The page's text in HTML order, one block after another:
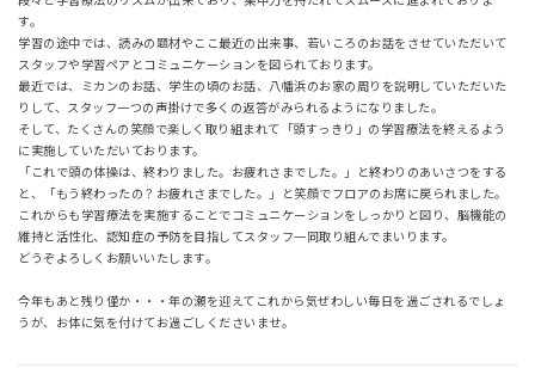
す。
学習の途中では、読みの題材やここ最近の出来事、若いころのお話をさせていただいて
スタッフや学習ペアとコミュニケーションを図られております。
最近では、ミカンのお話、学生の頃のお話、八幡浜のお家の周りを説明していただいた
りして、スタッフ一つの声掛けで多くの返答がみられるようになりました。
そして、たくさんの笑顔で楽しく取り組まれて「頭すっきり」の学習療法を終えるよう
に実施していただいております。
「これで頭の体操は、終わりました。お疲れさまでした。」と終わりのあいさつをする
と、「もう終わったの？お疲れさまでした。」と笑顔でフロアのお席に戻られました。
これからも学習療法を実施することでコミュニケーションをしっかりと図り、脳機能の
維持と活性化、認知症の予防を目指してスタッフ一同取り組んでまいります。
どうぞよろしくお願いいたします。
今年もあと残り僅か・・・年の瀬を迎えてこれから気ぜわしい毎日を過ごされるでしょ
うが、お体に気を付けてお過ごしくださいませ。